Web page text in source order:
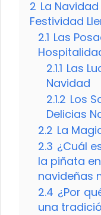
2 La
Festividad
2.1 Las
2.1.1 Las
Navidad
2.1.2 Los
Delicias
2.2 La
2.3 ¿Cuál
la piñata
navideñas
2.4 ¿Por
una